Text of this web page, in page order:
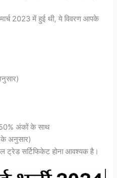
2023 में हुई थी, ये विवरण आपके
अंकों के साथ
के अनुसार)
ट्रेड सर्टिफिकेट होना आवश्यक है।